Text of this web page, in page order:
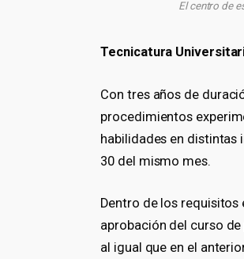
El centro de
Tecnicatura
Con tres años de
procedimientos
habilidades en distintas
30 del mismo mes.
Dentro de los
aprobación del curso
al igual que en el